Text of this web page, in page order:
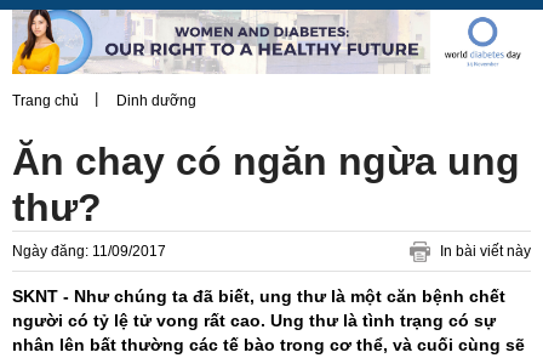
Trang chủ Dinh dưỡng
Ăn chay có ngăn ngừa ung
thư?
Ngày đăng: 11/09/2017 In bài viết này
SKNT - Như chúng ta đã biết, ung thư là một căn bệnh chết
người có tỷ lệ tử vong rất cao. Ung thư là tình trạng có sự
nhân lên bất thường các tế bào trong cơ thể, và cuối cùng sẽ